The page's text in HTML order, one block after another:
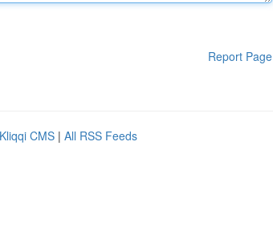
Report Page
Kliqqi CMS | All RSS Feeds